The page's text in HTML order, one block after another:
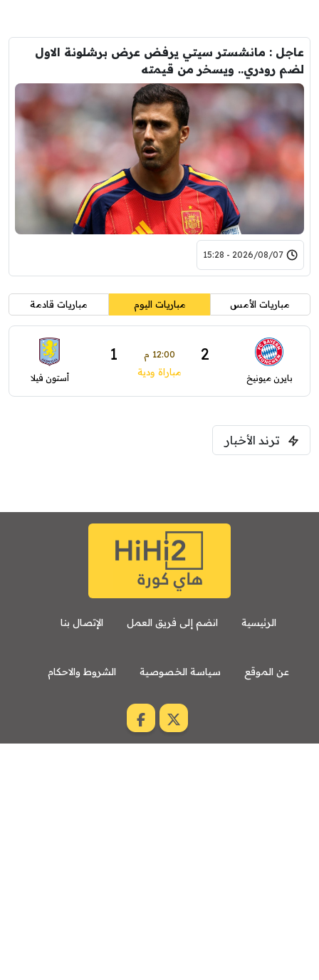
عاجل : مانشستر سيتي يرفض عرض برشلونة الاول
لضم رودري.. ويسخر من قيمته
2026/08/07 - 15:28
مباريات الأمس مباريات اليوم مباريات قادمة
بايرن ميونيخ
2 12:00 م 1
مباراة ودية أستون فيلا
ترند الأخبار
الرئيسية انضم إلى فريق العمل الإتصال بنا
عن الموقع سياسة الخصوصية الشروط والاحكام